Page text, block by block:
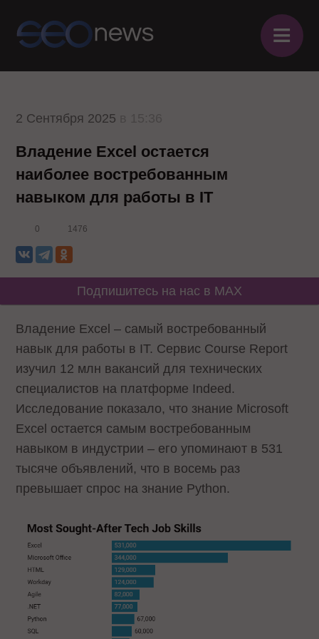
≡
2 Сентября 2025
Владение Excel остается
наиболее востребованным
навыком для работы в IT
0 1476
Подпишитесь на нас в MAX
Владение Excel – самый востребованный
навык для работы в IT. Сервис Course Report
изучил 12 млн вакансий для технических
специалистов на платформе Indeed.
Исследование показало, что знание Microsoft
Excel остается самым востребованным
навыком в индустрии – его упоминают в 531
тысяче объявлений, что в восемь раз
превышает спрос на знание Python.